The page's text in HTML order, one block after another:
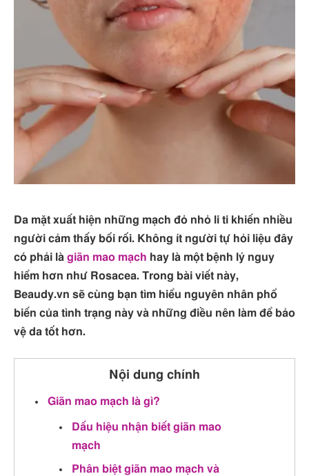
Da mặt xuất hiện những mạch đỏ nhỏ li ti khiến nhiều
người cảm thấy bối rối. Không ít người tự hỏi liệu đây
có phải là giãn mao mạch hay là một bệnh lý nguy
hiểm hơn như Rosacea. Trong bài viết này,
Beaudy.vn sẽ cùng bạn tìm hiểu nguyên nhân phổ
biến của tình trạng này và những điều nên làm để bảo
vệ da tốt hơn.
Nội dung chính
Giãn mao mạch là gì?
Dấu hiệu nhận biết giãn mao
mạch
Phân biệt giãn mao mạch và